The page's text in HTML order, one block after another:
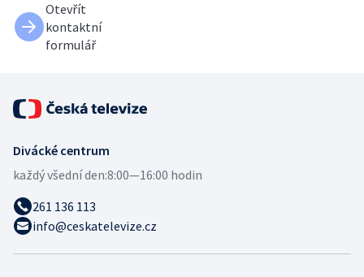
Otevřít
kontaktní
formulář
Divácké centrum
každý všední den:8:00—16:00 hodin
261 136 113
info@ceskatelevize.cz